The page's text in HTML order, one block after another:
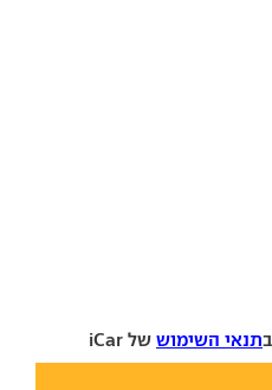
תנאי השימוש של iCar